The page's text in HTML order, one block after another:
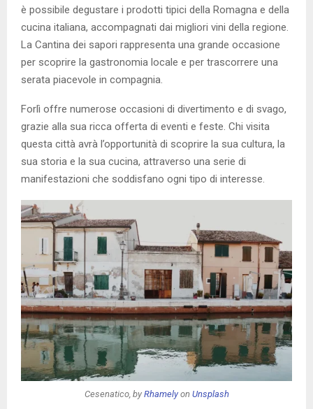
è possibile degustare i prodotti tipici della Romagna e della
cucina italiana, accompagnati dai migliori vini della regione.
La Cantina dei sapori rappresenta una grande occasione
per scoprire la gastronomia locale e per trascorrere una
serata piacevole in compagnia.
Forlì offre numerose occasioni di divertimento e di svago,
grazie alla sua ricca offerta di eventi e feste. Chi visita
questa città avrà l’opportunità di scoprire la sua cultura, la
sua storia e la sua cucina, attraverso una serie di
manifestazioni che soddisfano ogni tipo di interesse.
Cesenatico, by Rhamelyon Unsplash